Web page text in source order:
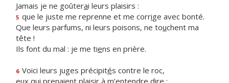
Jamais je ne goûterai leurs plaisirs :
5 que le juste me reprenne et me corrige avec bonté.
Que leurs parfums, ni leurs poisons, ne touchent ma
tête !
Ils font du mal : je me tiens en prière.
6 Voici leurs juges précipités contre le roc,
eux qui prenaient plaisir à m’entendre dire :